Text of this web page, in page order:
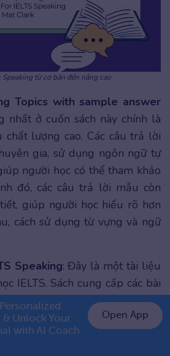
Speaking từ cơ bản đến nâng cao
Topics with sample answer
nhất ở cuốn sách này chính là
chất lượng cao. Các câu trả lời
gia, sử dụng ngôn ngữ tự
người học có thể tham khảo
đó, các câu trả lời mẫu còn
giúp người học hiểu rõ hơn
cách sử dụng từ vựng và ngữ
Speaking: Đây là một tài liệu
IELTS. Sách cung cấp các bài
giúp người học làm quen
gặp trong bài thi. Ngoài ra
tiết về các tiêu chí chấm điểm
rõ hơn về những gì cần cải
1 năm chỉ 999K
& Unlock Your
with AI Coach
Open App